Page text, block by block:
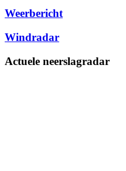
Weerbericht
Windradar
Actuele neerslagradar